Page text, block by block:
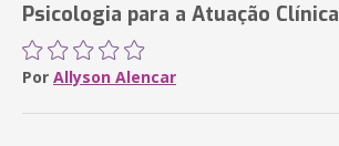
Psicologia para a Atuação Clínica
Por Allyson Alencar